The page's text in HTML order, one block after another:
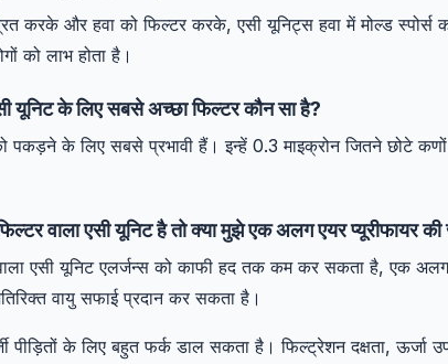
करके और हवा को फिल्टर करके, एसी यूनिट्स हवा में मोल्ड
को लाभ होता है।
यूनिट के लिए सबसे अच्छा फिल्टर कौन सा है?
पकड़ने के लिए सबसे प्रभावी हैं। इन्हें 0.3 माइक्रोन जितने छोटे
वाला एसी यूनिट है तो क्या मुझे एक अलग एयर प्यूरीफायर
एसी यूनिट एलर्जन्स को काफी हद तक कम कर सकता है, एक
वायु सफाई प्रदान कर सकता है।
पीड़ितों के लिए बहुत फर्क डाल सकता है। फिल्ट्रेशन दक्षता, ऊर्जा